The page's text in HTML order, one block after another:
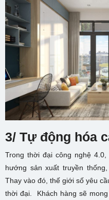
3/ Tự động hóa
Trong thời đại công nghệ
hướng sản xuất truyền
Thay vào đó, thế giới số yêu
thời đại. Khách hàng sẽ